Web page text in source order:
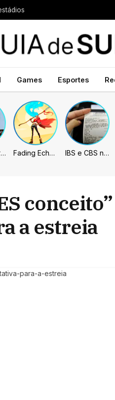
Games Esportes
União Progressista e PL terão mais tempo de propaganda eleitoral Fading Echo – Review IBS e CBS necessitarão constar nas notas fiscais com início desta 2ª. Entenda
conceito”
a estreia